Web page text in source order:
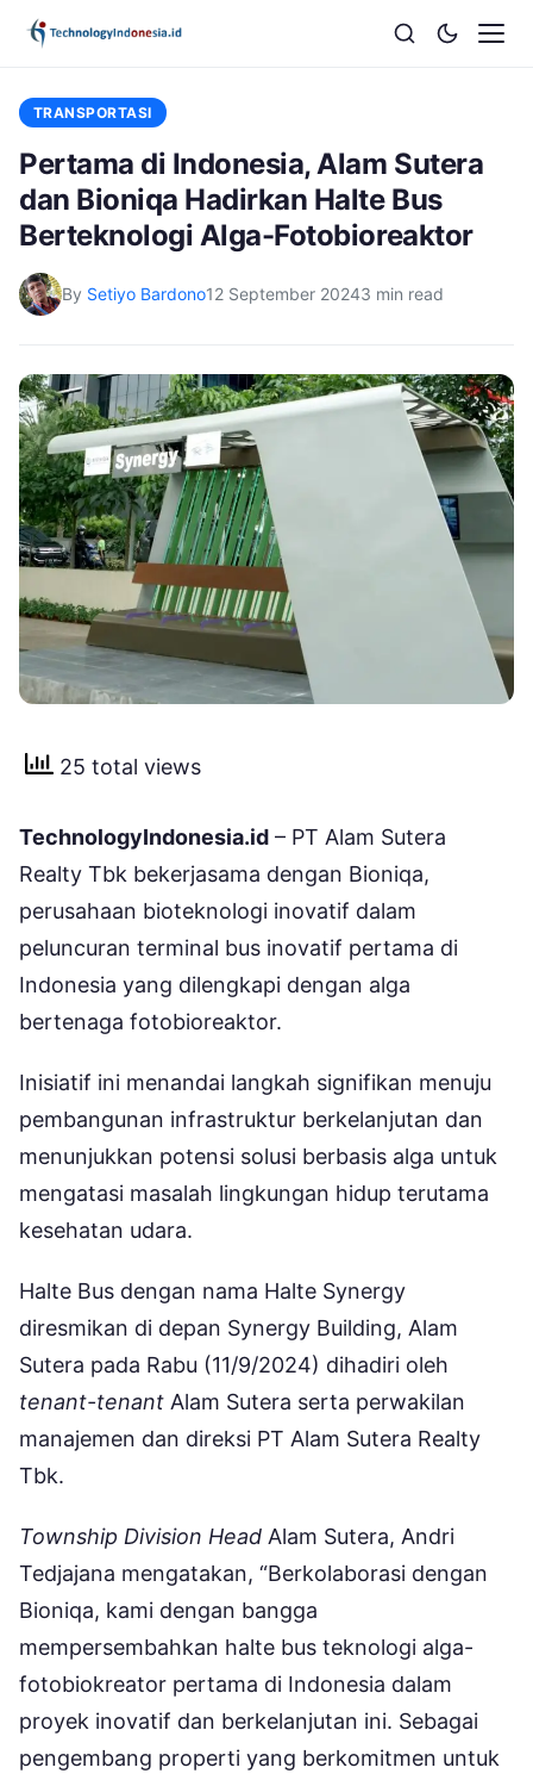
TRANSPORTASI
Pertama di Indonesia, Alam Sutera
dan Bioniqa Hadirkan Halte Bus
Berteknologi Alga-Fotobioreaktor
By Setiyo Bardono12 September 20243 min read
25 total views
TechnologyIndonesia.id – PT Alam Sutera
Realty Tbk bekerjasama dengan Bioniqa,
perusahaan bioteknologi inovatif dalam
peluncuran terminal bus inovatif pertama di
Indonesia yang dilengkapi dengan alga
bertenaga fotobioreaktor.
Inisiatif ini menandai langkah signifikan menuju
pembangunan infrastruktur berkelanjutan dan
menunjukkan potensi solusi berbasis alga untuk
mengatasi masalah lingkungan hidup terutama
kesehatan udara.
Halte Bus dengan nama Halte Synergy
diresmikan di depan Synergy Building, Alam
Sutera pada Rabu (11/9/2024) dihadiri oleh
tenant-tenant Alam Sutera serta perwakilan
manajemen dan direksi PT Alam Sutera Realty
Tbk.
Township Division Head Alam Sutera, Andri
Tedjajana mengatakan, “Berkolaborasi dengan
Bioniqa, kami dengan bangga
mempersembahkan halte bus teknologi alga-
fotobiokreator pertama di Indonesia dalam
proyek inovatif dan berkelanjutan ini. Sebagai
pengembang properti yang berkomitmen untuk